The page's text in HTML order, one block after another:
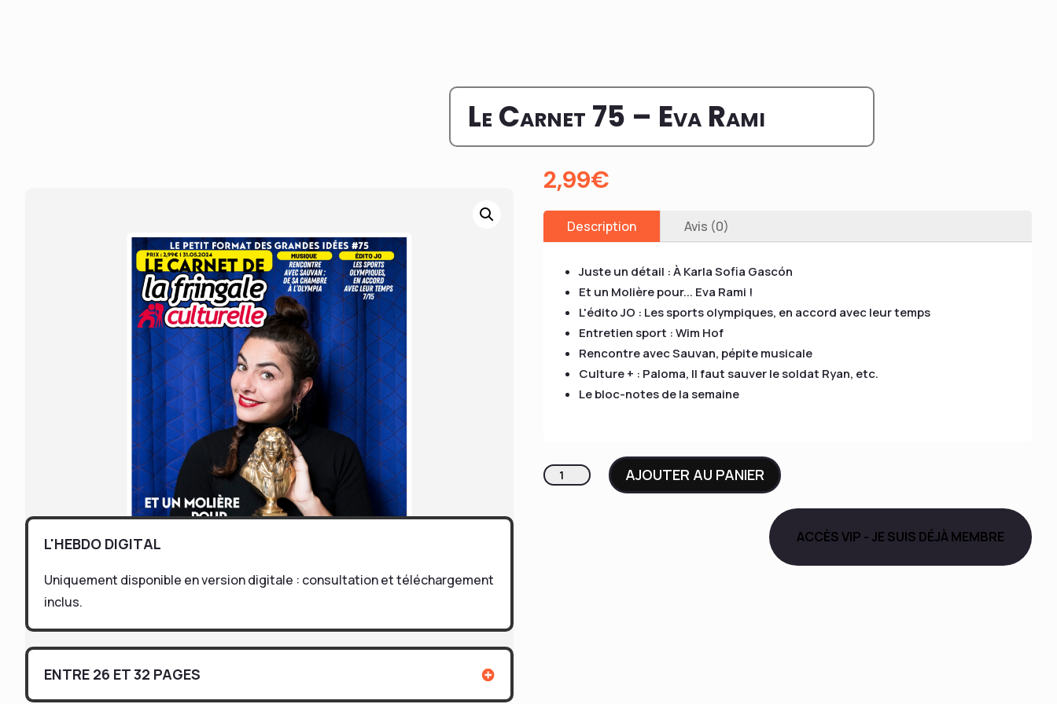
L'HEBDO DIGITAL
Uniquement disponible en version digitale : consultation et téléchargement
inclus.
ENTRE 26 ET 32 PAGES
Le Carnet 75 – Eva Rami
2,99€
Description Avis (0)
Juste un détail : À Karla Sofia Gascón
Et un Molière pour... Eva Rami !
L'édito JO : Les sports olympiques, en accord avec leur temps
Entretien sport : Wim Hof
Rencontre avec Sauvan, pépite musicale
Culture + : Paloma, Il faut sauver le soldat Ryan, etc.
Le bloc-notes de la semaine
quantité
AJOUTER AU PANIER
ACCÈS VIP - JE SUIS DÉJÀ MEMBRE